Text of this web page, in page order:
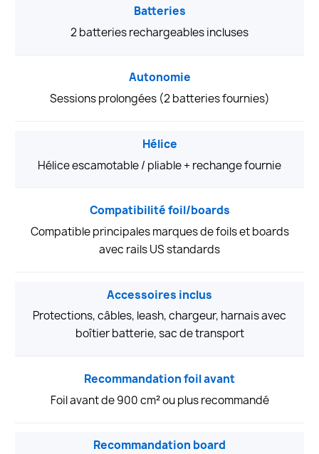
Batteries
2 batteries rechargeables incluses
Autonomie
Sessions prolongées (2 batteries fournies)
Hélice
Hélice escamotable / pliable + rechange fournie
Compatibilité foil/boards
Compatible principales marques de foils et boards
avec rails US standards
Accessoires inclus
Protections, câbles, leash, chargeur, harnais avec
boîtier batterie, sac de transport
Recommandation foil avant
Foil avant de 900 cm² ou plus recommandé
Recommandation board